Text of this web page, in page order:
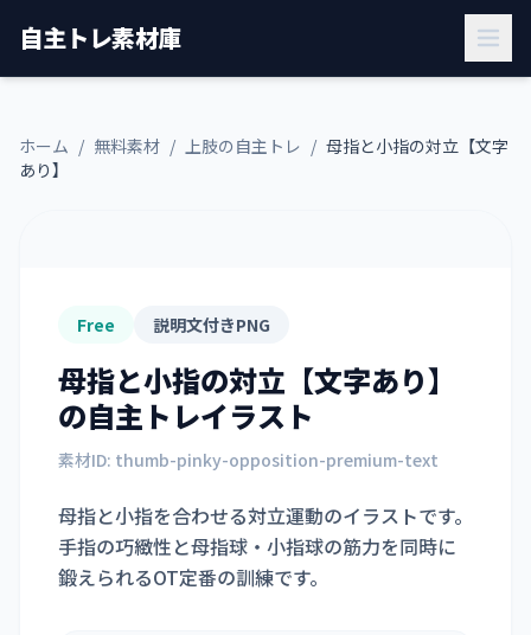
自主トレ素材庫
ホーム / 無料素材 / 上肢の自主トレ / 母指と小指の対立【文字
あり】
Free 説明文付きPNG
母指と小指の対立【文字あり】
の自主トレイラスト
素材ID: thumb-pinky-opposition-premium-text
母指と小指を合わせる対立運動のイラストです。
手指の巧緻性と母指球・小指球の筋力を同時に
鍛えられるOT定番の訓練です。